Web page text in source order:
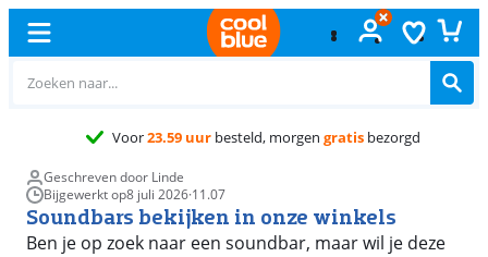
Geschreven door Linde
Bijgewerkt op8 juli 2026·11.07
Soundbars bekijken in onze winkels
Ben je op zoek naar een soundbar, maar wil je deze